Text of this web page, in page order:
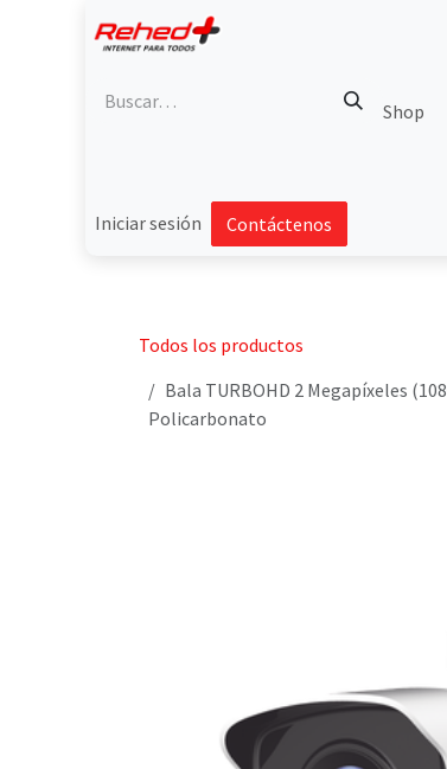
Shop
Iniciar sesión Contáctenos
Todos los productos
Bala TURBOHD 2 Megapíxeles
Policarbonato